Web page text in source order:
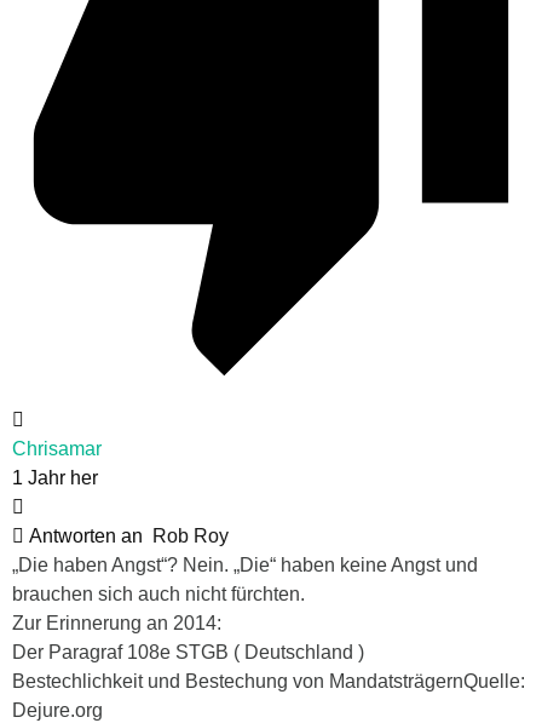
Chrisamar
1 Jahr her
Antworten an
Rob Roy
„Die haben Angst“? Nein. „Die“ haben keine Angst und
brauchen sich auch nicht fürchten.
Zur Erinnerung an 2014:
Der Paragraf 108e STGB ( Deutschland )
Bestechlichkeit und Bestechung von MandatsträgernQuelle:
Dejure.org